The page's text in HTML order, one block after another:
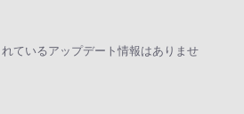
ているアップデート情報はありませ